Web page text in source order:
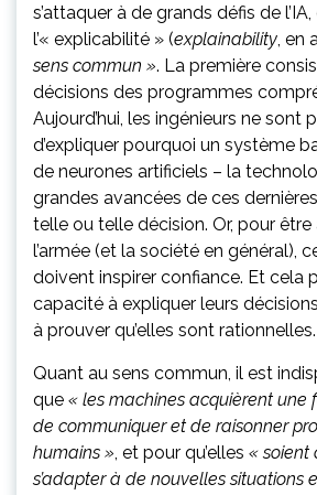
s’attaquer à de grands défis de
l’« explicabilité » (explainability, en
sens commun ». La première
décisions des programmes
Aujourd’hui, les ingénieurs ne sont
d’expliquer pourquoi un système
de neurones artificiels – la
grandes avancées de ces
telle ou telle décision. Or, pour
l’armée (et la société en général),
doivent inspirer confiance. Et cela
capacité à expliquer leurs
à prouver qu’elles sont rationnelles.
Quant au sens commun, il est
que « les machines acquièrent une
de communiquer et de raisonner
humains », et pour qu’elles « soient
s’adapter à de nouvelles situations